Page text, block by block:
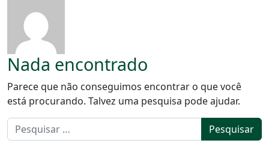
Nada encontrado
Parece que não conseguimos encontrar o que você
está procurando. Talvez uma pesquisa pode ajudar.
Pesquisar por: